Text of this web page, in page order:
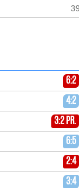
6:2
4:2
3:2 pr.
6:5
2:4
3:4